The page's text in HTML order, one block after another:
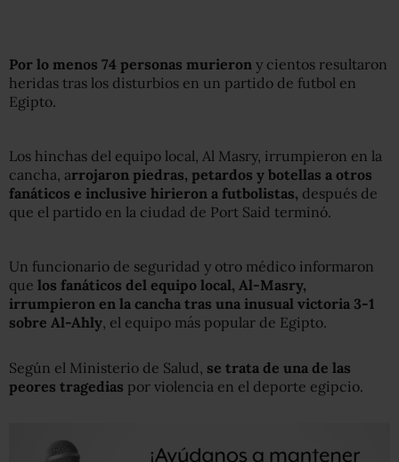
Por lo menos 74 personas murieron y cientos resultaron
heridas tras los disturbios en un partido de futbol en
Egipto.
Los hinchas del equipo local, Al Masry, irrumpieron en la
cancha, arrojaron piedras, petardos y botellas a otros
fanáticos e inclusive hirieron a futbolistas, después de
que el partido en la ciudad de Port Said terminó.
Un funcionario de seguridad y otro médico informaron
que los fanáticos del equipo local, Al-Masry,
irrumpieron en la cancha tras una inusual victoria 3-1
sobre Al-Ahly, el equipo más popular de Egipto.
Según el Ministerio de Salud, se trata de una de las
peores tragedias por violencia en el deporte egipcio.